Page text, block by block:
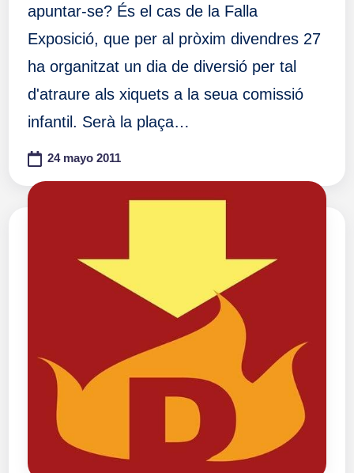
apuntar-se? És el cas de la Falla
Exposició, que per al pròxim divendres 27
ha organitzat un dia de diversió per tal
d'atraure als xiquets a la seua comissió
infantil. Serà la plaça…
24 mayo 2011